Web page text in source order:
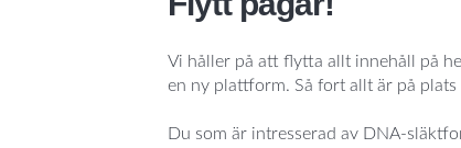
Vi håller på att flytta allt innehåll på
en ny plattform. Så fort allt är på
Du som är intresserad av DNA-